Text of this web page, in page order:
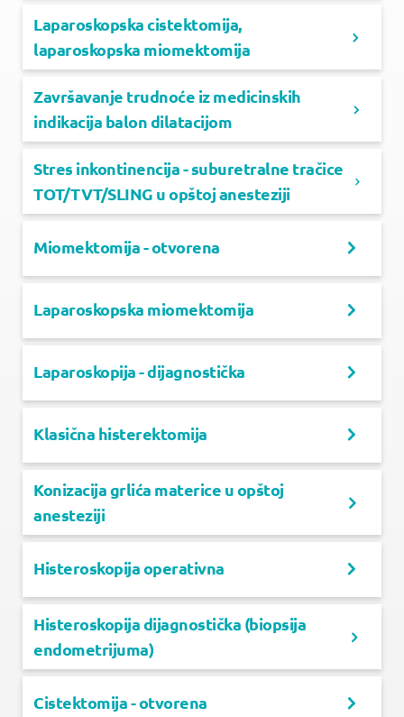
Laparoskopska cistektomija,
laparoskopska miomektomija
Završavanje trudnoće iz medicinskih
indikacija balon dilatacijom
Stres inkontinencija - suburetralne tračice
TOT/TVT/SLING u opštoj anesteziji
Miomektomija - otvorena
Laparoskopska miomektomija
Laparoskopija - dijagnostička
Klasična histerektomija
Konizacija grlića materice u opštoj
anesteziji
Histeroskopija operativna
Histeroskopija dijagnostička (biopsija
endometrijuma)
Cistektomija - otvorena